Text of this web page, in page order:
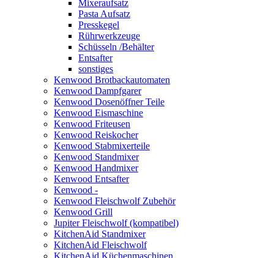
Mixeraufsatz
Pasta Aufsatz
Presskegel
Rührwerkzeuge
Schüsseln /Behälter
Entsafter
sonstiges
Kenwood Brotbackautomaten
Kenwood Dampfgarer
Kenwood Dosenöffner Teile
Kenwood Eismaschine
Kenwood Friteusen
Kenwood Reiskocher
Kenwood Stabmixerteile
Kenwood Standmixer
Kenwood Handmixer
Kenwood Entsafter
Kenwood -
Kenwood Fleischwolf Zubehör
Kenwood Grill
Jupiter Fleischwolf (kompatibel)
KitchenAid Standmixer
KitchenAid Fleischwolf
KitchenAid Küchenmaschinen